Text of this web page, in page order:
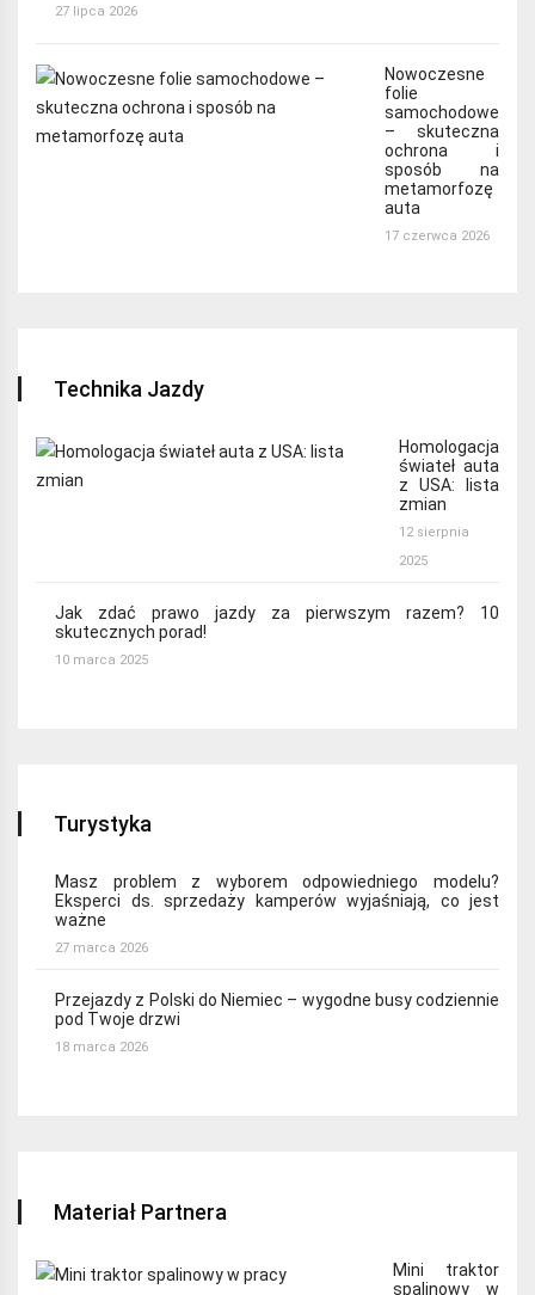
27 lipca 2026
Nowoczesne
folie
samochodowe
– skuteczna
ochrona i
sposób na
metamorfozę
auta
17 czerwca 2026
Technika Jazdy
Homologacja
świateł auta
z USA: lista
zmian
12 sierpnia
2025
Jak zdać prawo jazdy za pierwszym razem? 10
skutecznych porad!
10 marca 2025
Turystyka
Masz problem z wyborem odpowiedniego modelu?
Eksperci ds. sprzedaży kamperów wyjaśniają, co jest
ważne
27 marca 2026
Przejazdy z Polski do Niemiec – wygodne busy codziennie
pod Twoje drzwi
18 marca 2026
Materiał Partnera
Mini traktor
spalinowy w